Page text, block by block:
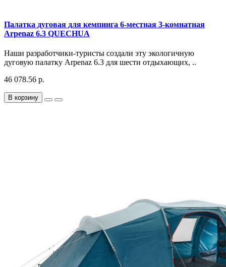
Палатка дуговая для кемпинга 6-местная 3-комнатная
Arpenaz 6.3 QUECHUA
Наши разработчики-туристы создали эту экологичную
дуговую палатку Arpenaz 6.3 для шести отдыхающих, ..
46 078.56 р.
В корзину